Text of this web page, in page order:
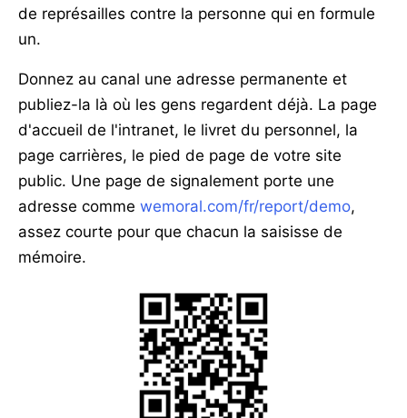
de représailles contre la personne qui en formule
un.
Donnez au canal une adresse permanente et
publiez-la là où les gens regardent déjà. La page
d'accueil de l'intranet, le livret du personnel, la
page carrières, le pied de page de votre site
public. Une page de signalement porte une
adresse comme wemoral.com/fr/report/demo,
assez courte pour que chacun la saisisse de
mémoire.